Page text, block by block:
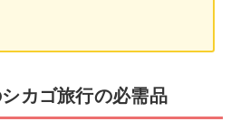
カゴ旅行の必需品